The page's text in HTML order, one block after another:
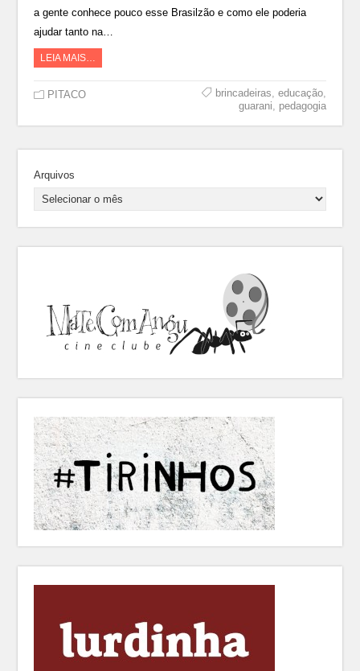
a gente conhece pouco esse Brasilzão e como ele poderia
ajudar tanto na…
LEIA MAIS…
PITACO brincadeiras, educação,
guarani, pedagogia
Arquivos